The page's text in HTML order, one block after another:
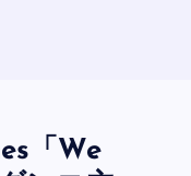
「We